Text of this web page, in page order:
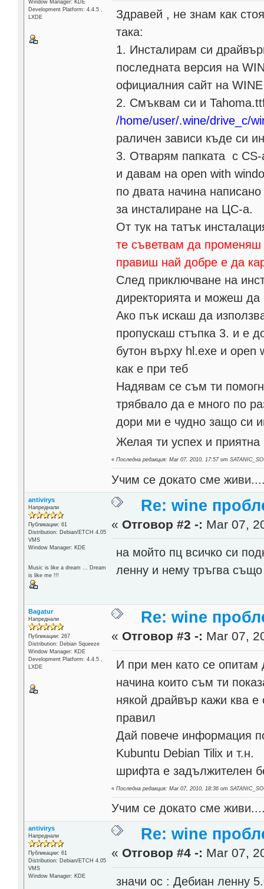
Window Manager: KDE
Development Platform: 4.4.5 ,
LXDE
Здравей , не знам как
така:
1. Инсталирам си
последната версия на
официалния сайт на WINE
2. Смъквам си и
/home/user/.wine/drive_c/
раличен зависи къде си
3. Отварям папката с CS-
и давам на open with
по двата начина
за инсталиране на ЦС-а.
От тук на татък
те съветвам да променяш
правиш най добре е да
След приключване на
директорията и можеш
Ако пък искаш да
пропускаш стъпка 3. и е
бутон върху hl.exe и
как е при теб
Надявам се съм ти
трябвало да е много по
дори ми е чудно защо си
Желая ти успех и
«Последна редакция: Mar 07, 2010, 17:57 от
Учим се докато сме
antivirys
Напреднали
Публикации: 61
Distribution: Debian/ETCH 4.05
VMS
Window Manager: KDE
Music is like a dream ... Dream
is like me !!!
Re: wine
« Отговор #2 -: Mar 07,
на мойто пц всичко си
ленну и нему тръгва
Bagatur
Напреднали
Публикации: 267
Distribution: Debian Squeeze
Window Manager: KDE
Development Platform: 4.4.5 ,
LXDE
Re: wine
« Отговор #3 -: Mar 07,
И при мен като се опитам
начина които съм ти
някой драйвър кажи ква е
правил
Дай повече информация
Kubuntu Debian Tilix и т.н.
шрифта е задължителен
«Последна редакция: Mar 07, 2010, 18:36 от
Учим се докато сме
antivirys
Напреднали
Публикации: 61
Distribution: Debian/ETCH 4.05
VMS
Window Manager: KDE
Re: wine
« Отговор #4 -: Mar 07,
значи ос : Дебиан ленну